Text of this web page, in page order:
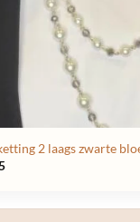
2 laags zwarte